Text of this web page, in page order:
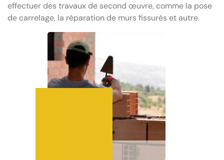
effectuer des travaux de second œuvre, comme la pose
de carrelage, la réparation de murs fissurés et autre.